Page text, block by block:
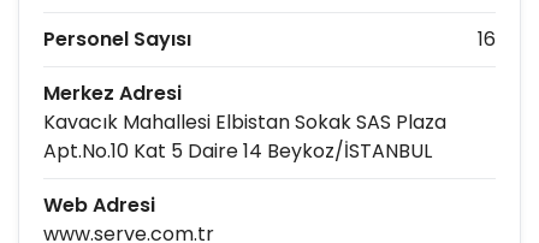
Personel Sayısı
16
Merkez Adresi
Kavacık Mahallesi Elbistan Sokak SAS Plaza
Apt.No.10 Kat 5 Daire 14 Beykoz/İSTANBUL
Web Adresi
www.serve.com.tr